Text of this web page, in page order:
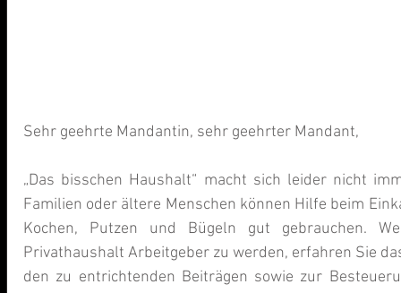
Sehr geehrte Mandantin, sehr geehrter Mandant,
„Das bisschen Haushalt“ macht sich leider nicht
Familien oder ältere Menschen können Hilfe beim
Kochen, Putzen und Bügeln gut gebrauchen.
Privathaushalt Arbeitgeber zu werden, erfahren Sie
den zu entrichtenden Beiträgen sowie zur